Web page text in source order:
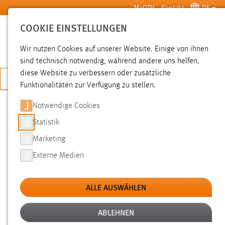
Zum Hauptinhalt springen MyOTH Kontakt DE
SUCHE
JETZT BEWERBEN
SUCHE
FILTER
Typ
Erstellungsdatum
COOKIE EINSTELLUNGEN
Wir nutzen Cookies auf unserer Website. Einige von ihnen
sind technisch notwendig, während andere uns helfen,
diese Website zu verbessern oder zusätzliche
Funktionalitäten zur Verfügung zu stellen.
Notwendige Cookies
Statistik
Marketing
Externe Medien
ALLE AUSWÄHLEN
ABLEHNEN